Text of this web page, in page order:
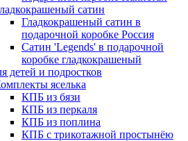
сатин
Гладкокрашеный сатин в
подарочной коробке Россия
Сатин 'Legends' в подарочной
коробке гладкокрашеный
детей и подростков
яселька
КПБ из бязи
КПБ из перкаля
КПБ из поплина
КПБ с трикотажной простынёю